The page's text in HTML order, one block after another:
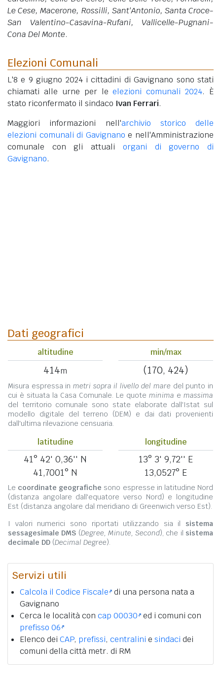
Le Cese, Macerone, Rossilli, Sant'Antonio, Santa Croce-
San Valentino-Casavina-Rufani, Vallicelle-Pugnani-
Cona Del Monte.
Elezioni Comunali
L'8 e 9 giugno 2024 i cittadini di Gavignano sono stati
chiamati alle urne per leelezioni comunali 2024. È
stato riconfermato il sindaco Ivan Ferrari.
Maggiori informazioni nell'archivio storico delle
elezioni comunali di Gavignano e nell'Amministrazione
comunale con gli attuali organi di governo di
Gavignano.
Dati geografici
altitudine
414m
min/max
(170, 424)
Misura espressa in metri sopra il livello del mare del punto in
cui è situata la Casa Comunale. Le quote minima e massima
del territorio comunale sono state elaborate dall'Istat sul
modello digitale del terreno (DEM) e dai dati provenienti
dall'ultima rilevazione censuaria.
latitudine
41° 42' 0,36'' N
41,7001° N
longitudine
13° 3' 9,72'' E
13,0527° E
Le coordinate geografiche sono espresse in latitudine Nord
(distanza angolare dall'equatore verso Nord) e longitudine
Est (distanza angolare dal meridiano di Greenwich verso Est).
I valori numerici sono riportati utilizzando sia il sistema
sessagesimale DMS (Degree, Minute, Second), che il sistema
decimale DD (Decimal Degree).
Servizi utili
Calcola il Codice Fiscale di una persona nata a
Gavignano
Cerca le località con cap 00030 ed i comuni con
prefisso 06
Elenco dei CAP, prefissi, centralini e sindaci dei
comuni della città metr. di RM